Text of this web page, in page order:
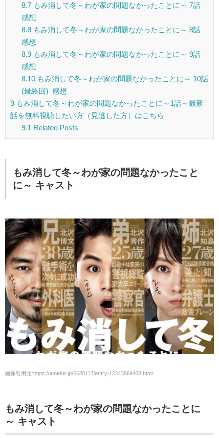
8.7もみ消して冬～わが家の問題なかったことに～ 7話
感想
8.8もみ消して冬～わが家の問題なかったことに～ 8話
感想
8.9もみ消して冬～わが家の問題なかったことに～ 9話
感想
8.10もみ消して冬～わが家の問題なかったことに～ 10話
(最終回) 感想
9 もみ消して冬～わが家の問題なかったことに～1話～最新
話を無料視聴したい方（見逃した方）はこちら
9.1 Related Posts
もみ消して冬～わが家の問題なかったこと
に～ キャスト
画像引用元:https://ameblo.jp/6630112/entry-12343869408.html
もみ消して冬～わが家の問題なかったことに
～ キャスト